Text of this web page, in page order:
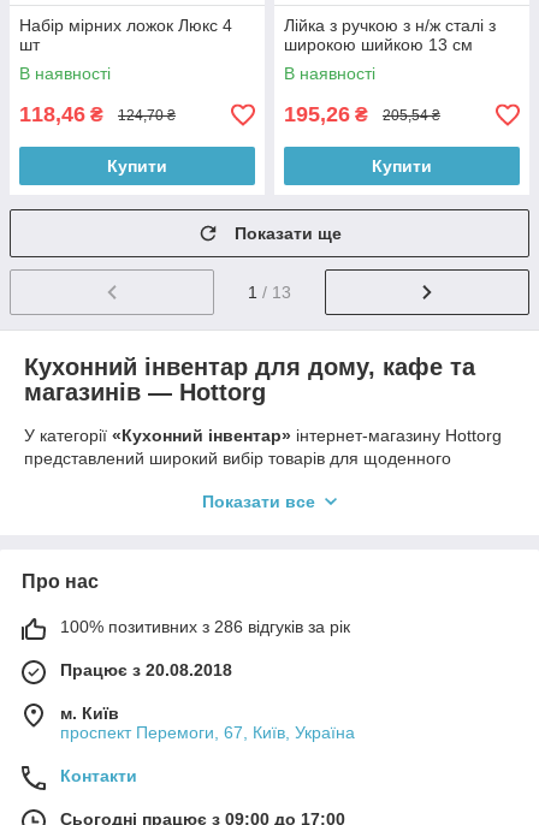
Набір мірних ложок Люкс 4
шт
В наявності
118,46 ₴ 124,70 ₴
Купити
Лійка з ручкою з н/ж сталі з
широкою шийкою 13 см
В наявності
195,26 ₴ 205,54 ₴
Купити
Показати ще
1 / 13
Кухонний інвентар для дому, кафе та
магазинів — Hottorg
У категорії «Кухонний інвентар» інтернет-магазину Hottorg
представлений широкий вибір товарів для щоденного
закладах громадського харчування, магазинах та виробничих
організувати робочий процес, пришвидшити приготування
знайдете практичні рішення для приготування, обробки,
У розділі представлені:
кухонні аксесуари та приладдя,
інвентар для приготування та обробки продуктів,
допоміжні кухонні інструменти,
товари для професійної кухні,
Показати все
Про нас
100% позитивних з 286 відгуків за рік
Працює з 20.08.2018
м. Київ
проспект Перемоги, 67, Київ, Україна
Контакти
Сьогодні працює з 09:00 до 17:00